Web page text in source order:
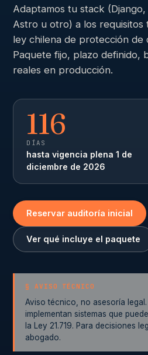
Adaptamos tu stack
Astro u otro) a los requisitos
ley chilena de protección de
Paquete fijo, plazo definido,
reales en producción.
116
DÍAS
hasta vigencia plena 1 de
diciembre de 2026
Reservar auditoría inicial
Ver qué incluye el paquete
§ AVISO TÉCNICO
Aviso técnico, no asesoría
implementan sistemas que
la Ley 21.719. Para decisiones
abogado.